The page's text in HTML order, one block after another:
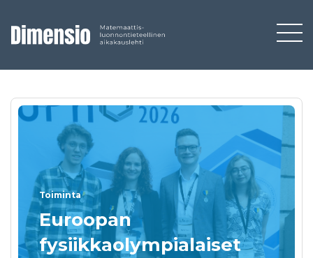
Toiminta
Euroopan
fysiikkaolympialaiset